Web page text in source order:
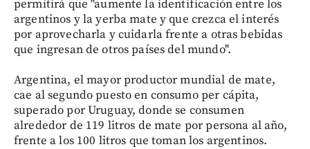
permitirá que "aumente la identificación entre los
argentinos y la yerba mate y que crezca el interés
por aprovecharla y cuidarla frente a otras bebidas
que ingresan de otros países del mundo".
Argentina, el mayor productor mundial de mate,
cae al segundo puesto en consumo per cápita,
superado por Uruguay, donde se consumen
alrededor de 119 litros de mate por persona al año,
frente a los 100 litros que toman los argentinos.